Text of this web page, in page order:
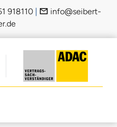
918110
info@seibert-